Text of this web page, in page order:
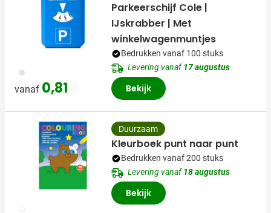
023
vanaf 0,81
Parkeerschijf Cole |
IJskrabber | Met
winkelwagenmuntjes
Bedrukken vanaf 100 stuks
Levering vanaf17 augustus
Bekijk
009
Duurzaam
Kleurboek punt naar punt
Bedrukken vanaf 200 stuks
Levering vanaf18 augustus
Bekijk